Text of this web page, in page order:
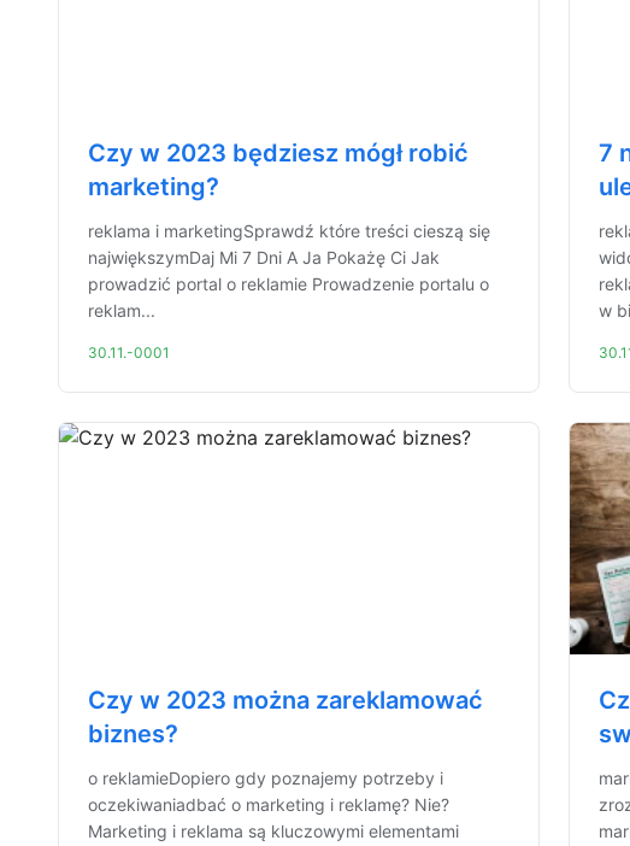
Czy w 2023 będziesz mógł robić
marketing?
reklama i marketingSprawdź które treści cieszą się
największymDaj Mi 7 Dni A Ja Pokażę Ci Jak
prowadzić portal o reklamie Prowadzenie portalu o
reklam...
30.11.-0001
7
w
Czy w 2023 można zareklamować
biznes?
o reklamieDopiero gdy poznajemy potrzeby i
oczekiwaniadbać o marketing i reklamę? Nie?
Marketing i reklama są kluczowymi elementami